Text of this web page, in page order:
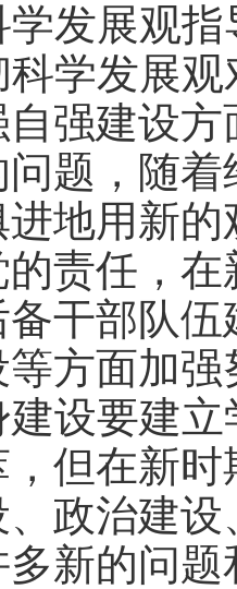
学发展观
科学发展
强建设
题，随
地用新
的责任，
干部队
方面加
建设要建
但在新
政治建
新的问